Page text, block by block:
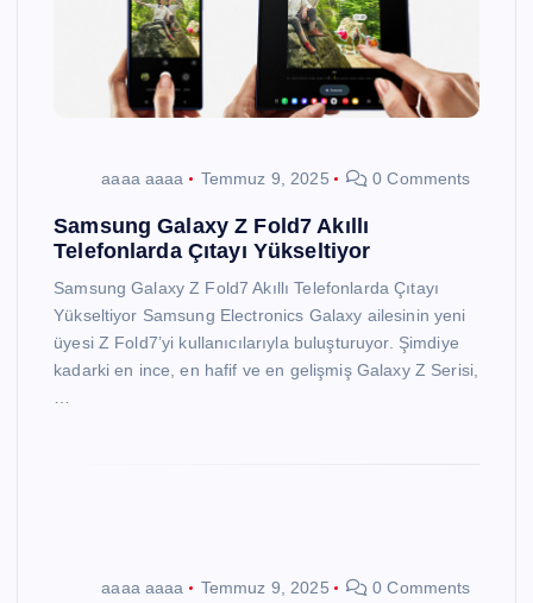
aaaa aaaa Temmuz 9, 2025 0 Comments
Samsung Galaxy Z Fold7 Akıllı
Telefonlarda Çıtayı Yükseltiyor
Samsung Galaxy Z Fold7 Akıllı Telefonlarda Çıtayı
Yükseltiyor Samsung Electronics Galaxy ailesinin yeni
üyesi Z Fold7’yi kullanıcılarıyla buluşturuyor. Şimdiye
kadarki en ince, en hafif ve en gelişmiş Galaxy Z Serisi,
aaaa aaaa Temmuz 9, 2025 0 Comments